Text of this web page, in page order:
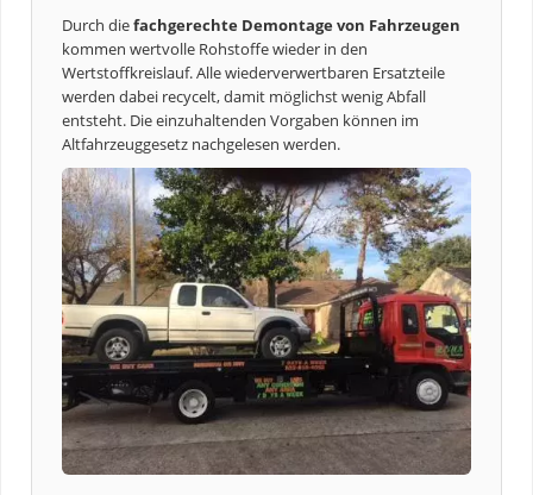
Durch diefachgerechte Demontage von Fahrzeugen
kommen wertvolle Rohstoffe wieder in den
Wertstoffkreislauf. Alle wiederverwertbaren Ersatzteile
werden dabei recycelt, damit möglichst wenig Abfall
entsteht. Die einzuhaltenden Vorgaben können im
Altfahrzeuggesetz nachgelesen werden.